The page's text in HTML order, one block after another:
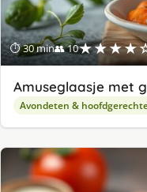
⏱ 30 min👥 10
Amuseglaasje met
Avondeten &